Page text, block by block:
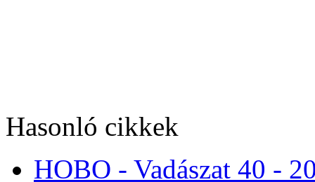
Hasonló cikkek
HOBO - Vadászat 40 -